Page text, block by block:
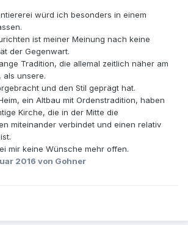
würd ich besonders in einem
ist meiner Meinung nach keine
der Gegenwart.
Tradition, die allemal zeitlich näher am
als unsere.
und den Stil geprägt hat.
ein Altbau mit Ordenstradition, haben
Kirche, die in der Mitte die
miteinander verbindet und einen relativ
mir keine Wünsche mehr offen.
2016 von Gohner